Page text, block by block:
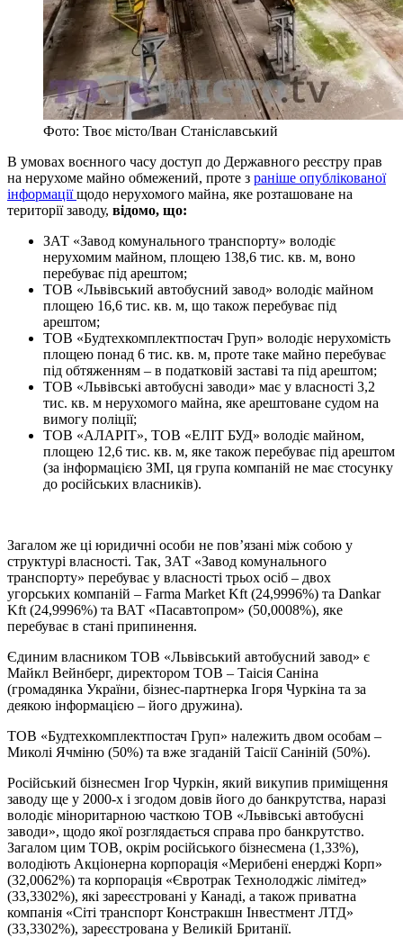
Фото: Твоє місто/Іван Станіславський
В умовах воєнного часу доступ до Державного реєстру прав
на нерухоме майно обмежений, проте з раніше опублікованої
інформаціїщодо нерухомого майна, яке розташоване на
території заводу, відомо, що:
ЗАТ «Завод комунального транспорту» володіє
нерухомим майном, площею 138,6 тис. кв. м, воно
перебуває під арештом;
ТОВ «Львівський автобусний завод» володіє майном
площею 16,6 тис. кв. м, що також перебуває під
арештом;
ТОВ «Будтехкомплектпостач Груп» володіє нерухомість
площею понад 6 тис. кв. м, проте таке майно перебуває
під обтяженням – в податковій заставі та під арештом;
ТОВ «Львівські автобусні заводи» має у власності 3,2
тис. кв. м нерухомого майна, яке арештоване судом на
вимогу поліції;
ТОВ «АЛАРІТ», ТОВ «ЕЛІТ БУД» володіє майном,
площею 12,6 тис. кв. м, яке також перебуває під арештом
(за інформацією ЗМІ, ця група компаній не має стосунку
до російських власників).
Загалом же ці юридичні особи не пов’язані між собою у
структурі власності. Так, ЗАТ «Завод комунального
транспорту» перебуває у власності трьох осіб – двох
угорських компаній – Farma Market Kft (24,9996%) та Dankar
Kft (24,9996%) та ВАТ «Пасавтопром» (50,0008%), яке
перебуває в стані припинення.
Єдиним власником ТОВ «Львівський автобусний завод» є
Майкл Вейнберг, директором ТОВ – Таісія Саніна
(громадянка України, бізнес-партнерка Ігоря Чуркіна та за
деякою інформацією – його дружина).
ТОВ «Будтехкомплектпостач Груп» належить двом особам –
Миколі Ячміню (50%) та вже згаданій Таісії Саніній (50%).
Російський бізнесмен Ігор Чуркін, який викупив приміщення
заводу ще у 2000-х і згодом довів його до банкрутства, наразі
володіє міноритарною часткою ТОВ «Львівські автобусні
заводи», щодо якої розглядається справа про банкрутство.
Загалом цим ТОВ, окрім російського бізнесмена (1,33%),
володіють Акціонерна корпорація «Мерибені енерджі Корп»
(32,0062%) та корпорація «Євротрак Технолоджіс лімітед»
(33,3302%), які зареєстровані у Канаді, а також приватна
компанія «Сіті транспорт Констракшн Інвестмент ЛТД»
(33,3302%), зареєстрована у Великій Британії.